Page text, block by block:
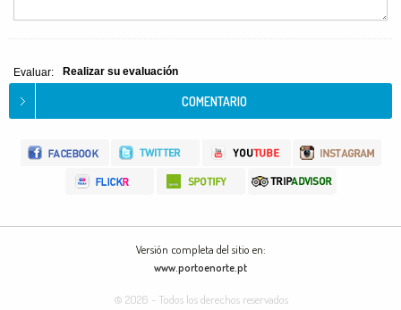
Evaluar: Realizar su evaluación
Versión completa del sitio en:
www.portoenorte.pt
© 2026 - Todos los derechos reservados